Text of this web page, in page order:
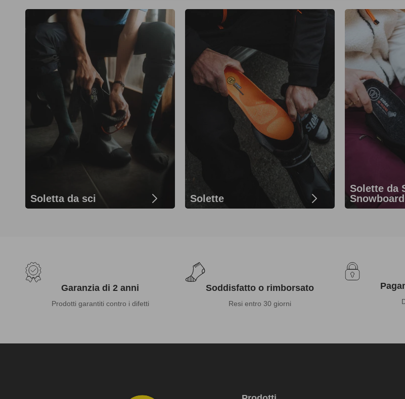
Soletta da sci Solette
Solette da
Snowboard
Garanzia di 2 anni
Prodotti garantiti contro i difetti
Soddisfatto o rimborsato
Resi entro 30 giorni